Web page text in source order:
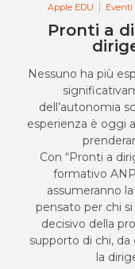
Apple EDU Eventi
Pronti a
Nessuno ha più
dell’autonomia
esperienza è oggi
Con “Pronti a
formativo
assumeranno
pensato per chi
decisivo della
supporto di chi,
la